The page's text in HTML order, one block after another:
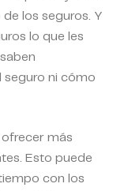
los seguros. Y
lo que les
seguro ni cómo
más
Esto puede
con los